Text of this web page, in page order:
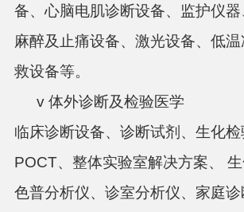
备、心脑电肌诊断设备、监护仪器
麻醉及止痛设备、激光设备、低
救设备等。
v 体外诊断及检验医学
临床诊断设备、诊断试剂、生化检
POCT、整体实验室解决方案、 生
色普分析仪、诊室分析仪、家庭诊